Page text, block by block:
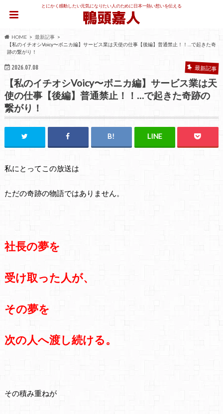
とにかく感動したい元気になりたい人のために日本一熱い想いを伝える
HOME
最新記事
【私のイチオシVoicy〜ボニカ編】サービス業は天使の仕事【後編】普通禁止！！…で起きた奇
跡の繋がり！
2026.07.08 最新記事
【私のイチオシVoicy〜ボニカ編】サービス業は天
使の仕事【後編】普通禁止！！…で起きた奇跡の
繋がり！
私にとってこの放送は
ただの奇跡の物語ではありません。
社長の夢を
受け取った人が、
その夢を
次の人へ渡し続ける。
その積み重ねが